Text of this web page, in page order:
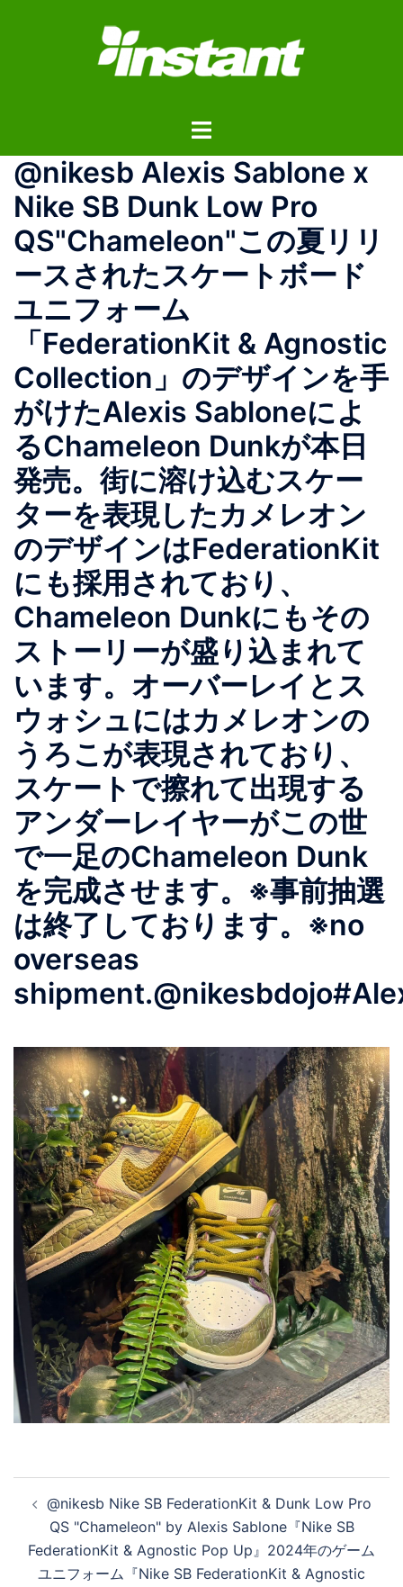
ス
ト
ル
ニ
ュ
ー
@nikesb Alexis Sablone x
Nike SB Dunk Low Pro
QS"Chameleon"この夏リリ
ースされたスケートボード
ユニフォーム
「FederationKit & Agnostic
Collection」のデザインを手
がけたAlexis Sabloneによ
るChameleon Dunkが本日
発売。街に溶け込むスケー
ターを表現したカメレオン
のデザインはFederationKit
にも採用されており、
Chameleon Dunkにもその
ストーリーが盛り込まれて
います。オーバーレイとス
ウォシュにはカメレオンの
うろこが表現されており、
スケートで擦れて出現する
アンダーレイヤーがこの世
で一足のChameleon Dunk
を完成させます。※事前抽選
は終了しております。※no
overseas
稿
ナ
ビ
@nikesb Nike SB FederationKit & Dunk Low Pro
QS "Chameleon" by Alexis Sablone『Nike SB
FederationKit & Agnostic Pop Up』2024年のゲーム
ユニフォーム『Nike SB FederationKit & Agnostic